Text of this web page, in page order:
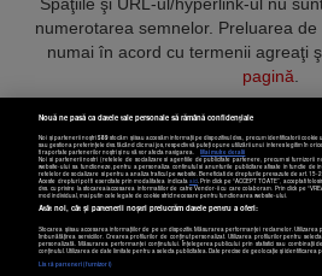
numerotarea semnelor. Preluarea
numai în acord cu termenii agreaţi
pagină
Termeni și condiții Confidențialitate
Copyright © 2025
Setări cookies
Nouă ne pasă ca datele tale personale să rămână confidențiale
Noi și partenerii noștri589stocăm și/sau accesăm informații pe dispozitivul dvs., precum identificatorii
sau gestiona preferințele dvs. făcând clic mai jos, respectiv vă puteți opune utilizării unui interes legitim în
fi raportate partenerilor noștri și nu vă vor afecta navigarea.
Mai multe detalii
Noi si partenerii nostri (retelele de socializare si agentiile de publicitate partenere, precum si furnizorii
website-ului sa functioneze, pentru a personaliza continutul si anunturile publicitare afisate in functie de
retelelor de socializare si pentru a analiza traficul pe website. Beneficiati de drepturile prevazute de art.
Aceste drepturi pot fi exercitate prin modalitatea indicataaici. Prin click pe “ACCEPT TOATE”, acceptati
dvs. cu privire la stocarea/accesarea informatiilor de catre Vendor-ii cu care colaboram. Prin click pe
mod individual, mai putin cele legate de cookie strict necesare pentru functionarea website-ului.
Atât noi, cât și partenerii noștri prelucrăm datele pentru a oferi:
Stocarea și/sau accesarea informațiilor de pe un dispozitiv. Măsurarea performanței reclamelor.
îmbunătățirea serviciilor. Crearea profilurilor de conținut personalizat. Utilizarea profilurilor pentru
personalizată. Măsurarea performanței conținutului. Înțelegerea publicului prin statistici sau combinații
conținutul. Utilizarea de date limitate pentru a selecta publicitatea. Date precise de geolocație și identificarea
Listă parteneri (furnizori)